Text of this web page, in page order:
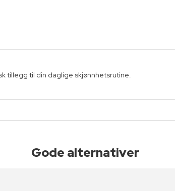
tillegg til din daglige skjønnhetsrutine.
Gode alternativer